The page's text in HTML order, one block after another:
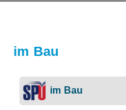
im Bau
im Bau